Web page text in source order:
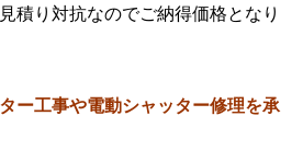
積り対抗なのでご納得価格となり
ー工事や電動シャッター修理を承